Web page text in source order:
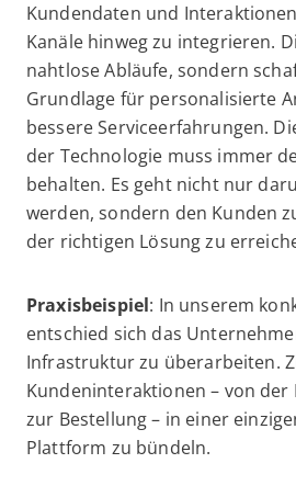
Kundendaten und
Kanäle hinweg zu integrieren.
nahtlose Abläufe, sondern
Grundlage für personalisierte
bessere Serviceerfahrungen.
der Technologie muss immer
behalten. Es geht nicht nur
werden, sondern den Kunden
der richtigen Lösung zu
Praxisbeispiel: In unserem
entschied sich das
Infrastruktur zu überarbeiten.
Kundeninteraktionen – von der
zur Bestellung – in einer
Plattform zu bündeln.